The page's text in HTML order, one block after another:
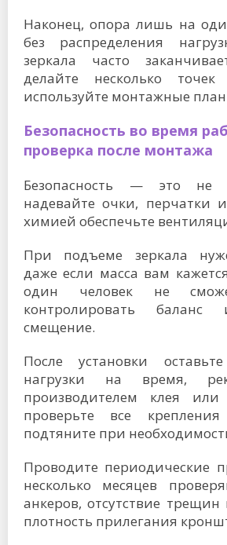
Наконец, опора лишь на
без распределения
зеркала часто
делайте несколько
используйте монтажные
Безопасность во время
проверка после монтажа
Безопасность — это не
надевайте очки, перчатки
химией обеспечьте
При подъеме зеркала
даже если масса вам
один человек не
контролировать
смещение.
После установки
нагрузки на время,
производителем клея
проверьте все
подтяните при
Проводите периодические
несколько месяцев
анкеров, отсутствие трещин
плотность прилегания